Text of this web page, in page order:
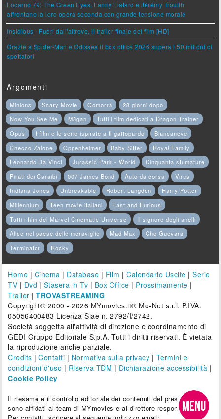
Locarno 79: The Green Eyes, Fanny Liatard e Jérémy Trouilh
affrontano la loro opera seconda con grande tensione morale
Insidious - Fuori dall'altrove, il trailer finale del film [HD]
Grazie a Spider-Man e Odissea il box office 2026 supera i 50 milioni di
spettatori
Argomenti
Minions Scary Movie Gomorra
28 giorni dopo
Now You See Me
M3gan
Tutti i film dedicati a Dragon Trainer
Opus
I film e le serie ispirate a Il gattopardo
Biancaneve
Checco Zalone
Oppenheimer Baby Sitter
Royal Family
Leonardo Da Vinci
Jurassic Park - World
Cinquanta sfumature
Pirati dei Caraibi
007 James Bond Auto da corsa
Virus
Indiana Jones
Unbreakable Robert Langdon
Harry Potter
Millennium
Teen movie italiani
Fast and Furious
Tutti i film del Marvel Cinematic Universe
Il signore degli anelli
Alice nel paese delle meraviglie
Mad Max
Che Guevara
Terminator
Rocky
Home | Cinema | Database | Film |Calendario Uscite |Serie
TV | Dvd | Stasera in Tv | Box Office | Prossimamente |
Trailer |TROVASTREAMING
Copyright© 2000 - 2026 MYmovies.it® Mo-Net s.r.l. P.IVA:
05056400483 Licenza Siae n. 2792/I/2742.
Società soggetta all'attività di direzione e coordinamento di
GEDI Gruppo Editoriale S.p.A. Tutti i diritti riservati. È vietata
la riproduzione anche parziale.
Credits |Contatti | Normativa sulla privacy | Termini e
condizioni d'uso | Riserva TDM | Dichiarazione accessibilità |
Cookie Policy
Il riesame e il controllo editoriale dei contenuti del presente sito
sono affidati al team di MYmovies e al direttore responsabile.